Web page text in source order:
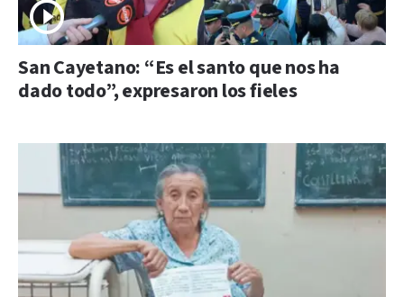
San Cayetano: “Es el santo que nos ha
dado todo”, expresaron los fieles